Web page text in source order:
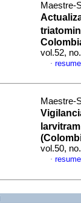
Maestre-
vol.52,
·
Maestre-
vol.50,
·